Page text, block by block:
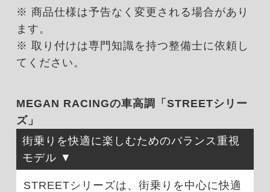
※ 商品仕様は予告なく変更される場合があり
ます。
※ 取り付けは専門知識を持つ整備士に依頼し
てください。
MEGAN RACINGの車高調「STREETシリー
ズ」
街乗りを快適に楽しむためのバランス重視
モデル
STREETシリーズは、街乗りを中心に快適